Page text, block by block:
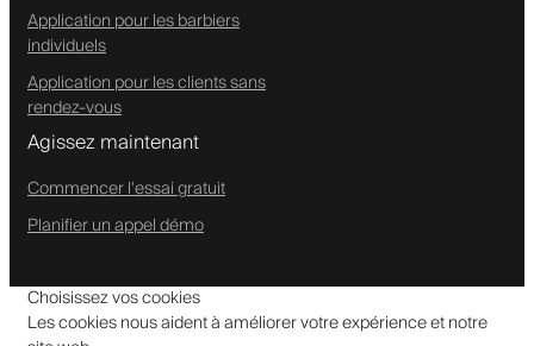
Application pour les barbiers
individuels
Application pour les clients sans
rendez-vous
Agissez maintenant
Commencer l'essai gratuit
Planifier un appel démo
Choisissez vos cookies
Les cookies nous aident à améliorer votre expérience et notre